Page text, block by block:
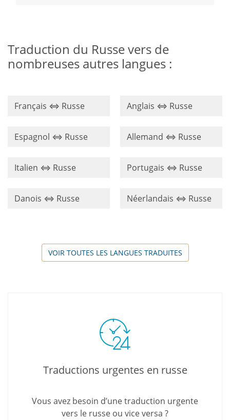
Traduction du Russe vers de
nombreuses autres langues :
Français ⇔ Russe Anglais ⇔ Russe
Espagnol ⇔ Russe Allemand ⇔ Russe
Italien ⇔ Russe Portugais ⇔ Russe
Danois ⇔ Russe Néerlandais ⇔ Russe
VOIR TOUTES LES LANGUES TRADUITES
Traductions urgentes en russe
Vous avez besoin d’une traduction urgente
vers le russe ou vice versa ?